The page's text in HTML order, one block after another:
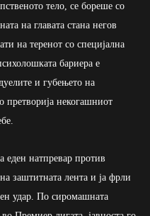
тело, се бореше со
на главата стана негов
на теренот со специјална
бариера е
и губењето на
претворија некогашниот
еден натпревар против
заштитната лента и ја фрли
удар. По сиромашната